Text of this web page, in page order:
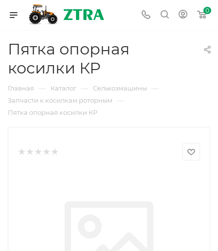
0
Пятка опорная
косилки КР
Главная — Каталог — Сельхозмашины —
Запчасти к косилкам роторным —
Пятка опорная косилки КР